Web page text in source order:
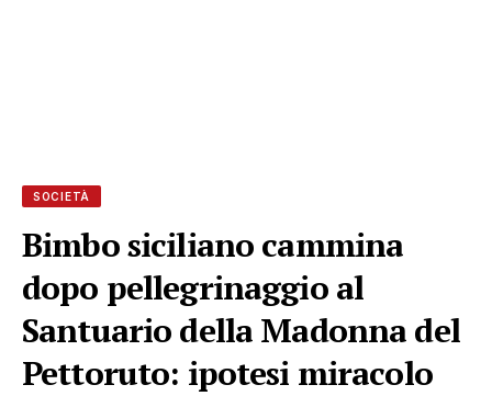
SOCIETÀ
Bimbo siciliano cammina
dopo pellegrinaggio al
Santuario della Madonna del
Pettoruto: ipotesi miracolo